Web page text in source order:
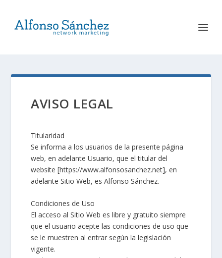
AVISO LEGAL
Titularidad
Se informa a los usuarios de la presente página
web, en adelante Usuario, que el titular del
website [https://www.alfonsosanchez.net], en
adelante Sitio Web, es Alfonso Sánchez.
Condiciones de Uso
El acceso al Sitio Web es libre y gratuito siempre
que el usuario acepte las condiciones de uso que
se le muestren al entrar según la legislación
vigente.